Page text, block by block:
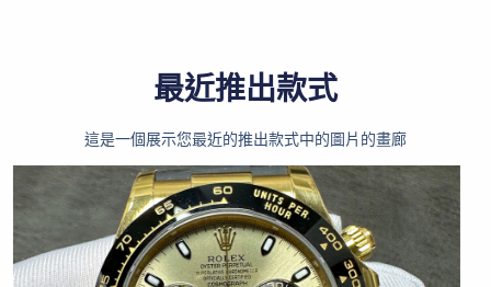
最近推出款式
這是一個展示您最近的推出款式中的圖片的畫廊